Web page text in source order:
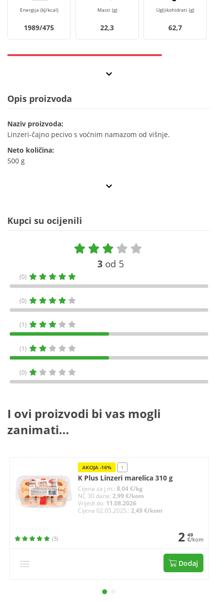
Energija (kJ/kcal)
1989/475
Masti (g)
22,3
Ugljikohidrati (g)
62,7
Opis proizvoda
Naziv proizvoda:
Linzeri-čajno pecivo s voćnim namazom od višnje.
Neto količina:
500 g
Kupci su ocijenili
3 od 5
(0)
(0)
(1)
(1)
(0)
I ovi proizvodi bi vas mogli
zanimati...
AKCIJA -16% !
K Plus Linzeri marelica 310 g
Cijena za j.m.:8,04 €/kg
NC 30 dana:2,99 €/kom
Vrijedi do: 11.08.2026
Cijena 02.05.2025.:2,49 €/kom
(3) 2 49
€/kom
Dodaj